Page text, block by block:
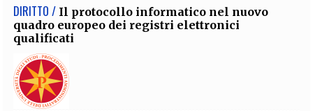
DIRITTO / Il protocollo informatico nel nuovo
quadro europeo dei registri elettronici
qualificati